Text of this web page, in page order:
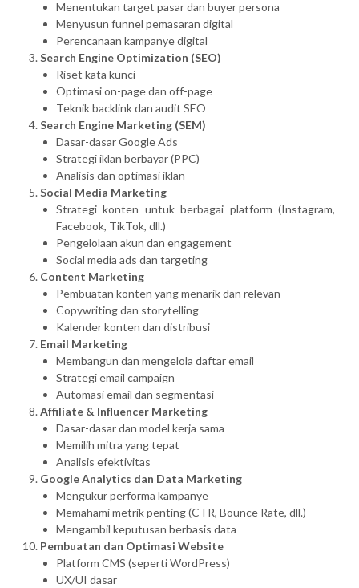
Menentukan target pasar dan buyer persona
Menyusun funnel pemasaran digital
Perencanaan kampanye digital
Search Engine Optimization (SEO)
Riset kata kunci
Optimasi on-page dan off-page
Teknik backlink dan audit SEO
Search Engine Marketing (SEM)
Dasar-dasar Google Ads
Strategi iklan berbayar (PPC)
Analisis dan optimasi iklan
Social Media Marketing
Strategi konten untuk berbagai platform (Instagram,
Facebook, TikTok, dll.)
Pengelolaan akun dan engagement
Social media ads dan targeting
Content Marketing
Pembuatan konten yang menarik dan relevan
Copywriting dan storytelling
Kalender konten dan distribusi
Email Marketing
Membangun dan mengelola daftar email
Strategi email campaign
Automasi email dan segmentasi
Affiliate & Influencer Marketing
Dasar-dasar dan model kerja sama
Memilih mitra yang tepat
Analisis efektivitas
Google Analytics dan Data Marketing
Mengukur performa kampanye
Memahami metrik penting (CTR, Bounce Rate, dll.)
Mengambil keputusan berbasis data
Pembuatan dan Optimasi Website
Platform CMS (seperti WordPress)
UX/UI dasar